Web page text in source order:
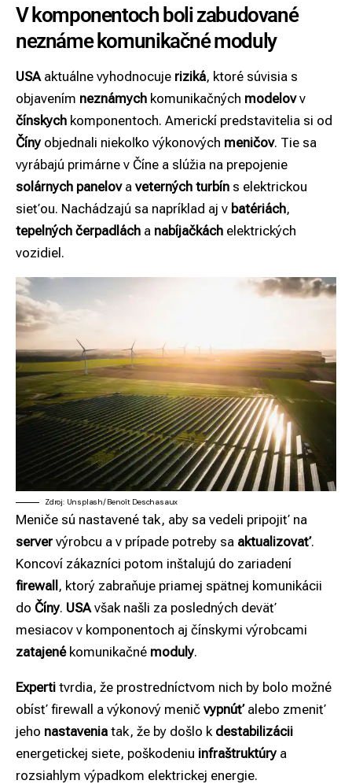
V komponentoch boli zabudované
neznáme komunikačné moduly
USAaktuálne vyhodnocuje riziká, ktoré súvisia s
objavením neznámych komunikačných modelovv
čínskych komponentoch. Americkí predstavitelia si od
Číny objednali niekoľko výkonových meničov. Tie sa
vyrábajú primárne v Číne a slúžia na prepojenie
solárnych panelova veterných turbín s elektrickou
sieťou. Nachádzajú sa napríklad aj v batériách,
tepelných čerpadlách a nabíjačkách elektrických
vozidiel.
Zdroj: Unsplash/Benoît Deschasaux
Meniče sú nastavené tak, aby sa vedeli pripojiť na
server výrobcu a v prípade potreby sa aktualizovať.
Koncoví zákazníci potom inštalujú do zariadení
firewall, ktorý zabraňuje priamej spätnej komunikácii
do Číny. USA však našli za posledných deväť
mesiacov v komponentoch aj čínskymi výrobcami
zatajenékomunikačné moduly.
Experti tvrdia, že prostredníctvom nich by bolo možné
obísť firewall a výkonový menič vypnúťalebo zmeniť
jeho nastavenia tak, že by došlo k destabilizácii
energetickej siete, poškodeniu infraštruktúry a
rozsiahlym výpadkom elektrickej energie.